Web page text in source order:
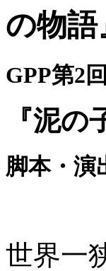
の物語
GPP第2
『泥
脚本・演
世界一